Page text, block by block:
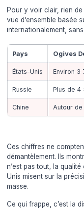
Pour y voir clair, rien de
vue d’ensemble basée
internationalement,
Pays Ogives
États-Unis Environ 3
Russie Plus de 4
Chine Autour de
Ces chiffres ne
démantèlement. Ils
n’est pas tout, la
Unis misent sur la
masse.
Ce qui frappe, c’est la